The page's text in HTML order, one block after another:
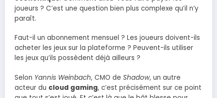
joueurs ? C’est une question bien plus complexe qu’il n’y
paraît.
Faut-il un abonnement mensuel ? Les joueurs doivent-ils
acheter les jeux sur la plateforme ? Peuvent-ils utiliser
les jeux qu’ils possèdent déjà ailleurs ?
Selon Yannis Weinbach, CMO de Shadow, un autre
acteur du cloud gaming, c’est précisément sur ce point